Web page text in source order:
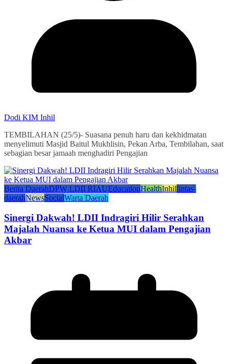
Dodi KIM Inhil
TEMBILAHAN (25/5)- Suasana penuh haru dan kekhidmatan
menyelimuti Masjid Baitul Mukhlisin, Pekan Arba, Tembilahan, saat
sebagian besar jamaah menghadiri Pengajian
Berita DaerahDPW LDII RIAUEducationHealthInhillintas-
daerahNewsSocialWarta Daerah
Sinergi Dakwah! LDII Indragiri Hilir Serahkan
Majalah Nuansa ke Ketua MUI dalam Pengajian
Akbar